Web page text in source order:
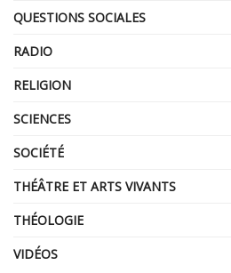
QUESTIONS SOCIALES
RADIO
RELIGION
SCIENCES
SOCIÉTÉ
THÉÂTRE ET ARTS VIVANTS
THÉOLOGIE
VIDÉOS